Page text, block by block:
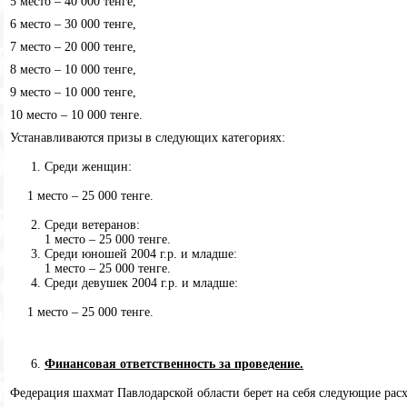
6 место – 30 000 тенге,
7 место – 20 000 тенге,
8 место – 10 000 тенге,
9 место – 10 000 тенге,
10 место – 10 000 тенге.
Устанавливаются призы в следующих категориях:
Среди женщин:
1 место – 25 000 тенге.
Среди ветеранов:
1 место – 25 000 тенге.
Среди юношей 2004 г.р. и младше:
1 место – 25 000 тенге.
Среди девушек 2004 г.р. и младше:
1 место – 25 000 тенге.
Финансовая ответственность за проведение.
Федерация шахмат Павлодарской области берет на себя следующие